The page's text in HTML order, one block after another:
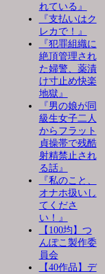
れている』
『支払いはク
レカで！』
『犯罪組織に
絶頂管理され
た婦警、薬漬
け寸止め快楽
地獄』
『男の娘が同
級生女子二人
からフラット
貞操帯で残酷
射精禁止され
る話』
『私のこと、
オナホ扱いし
てくださ
い！』
【100均】つ
んぽこ製作委
員会
【40作品】デ